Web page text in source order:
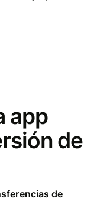
app
de
de